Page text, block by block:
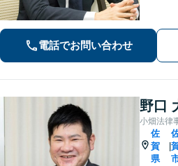
選択肢
いく決
電話でお問い合わせ
野口
小畑法律
佐
賀
県
|